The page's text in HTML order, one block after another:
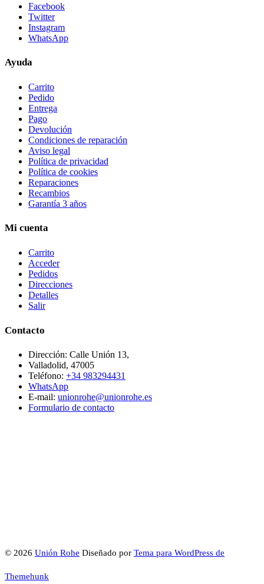
Facebook
Twitter
Instagram
WhatsApp
Ayuda
Carrito
Pedido
Entrega
Pago
Devolución
Condiciones de reparación
Aviso legal
Política de privacidad
Política de cookies
Reparaciones
Recambios
Garantía 3 años
Mi cuenta
Carrito
Acceder
Pedidos
Direcciones
Detalles
Salir
Contacto
Dirección: Calle Unión 13,
Valladolid, 47005
Teléfono: +34 983294431
WhatsApp
E-mail: unionrohe@unionrohe.es
Formulario de contacto
© 2026 Unión Rohe Diseñado por Tema para WordPress de
Themehunk